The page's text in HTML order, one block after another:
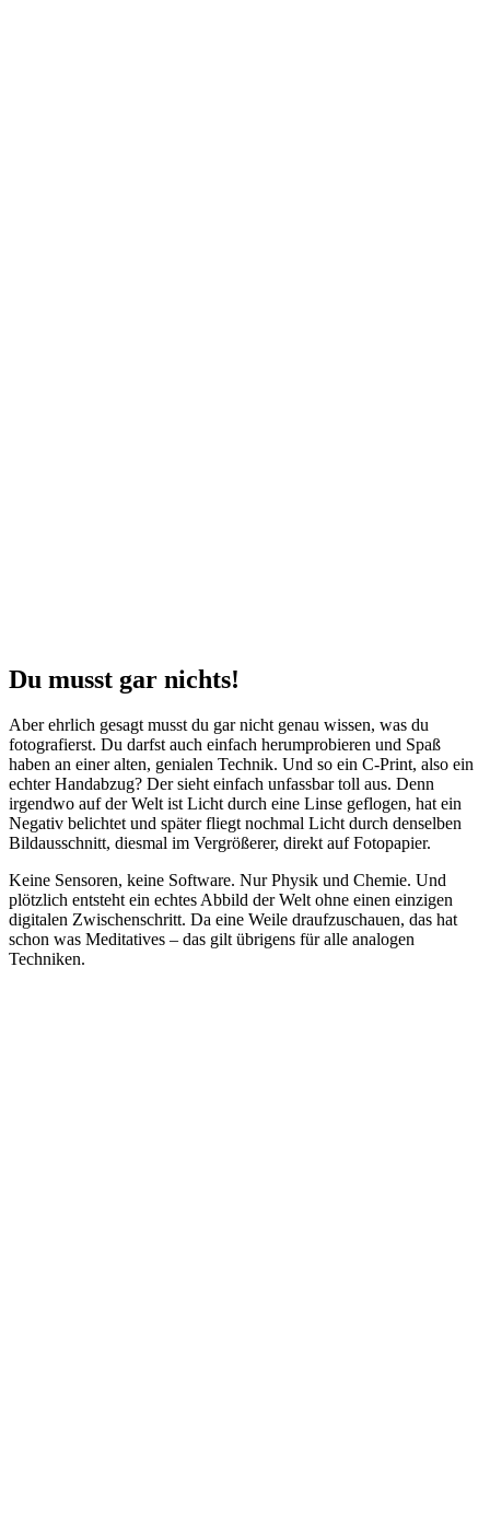
Du musst gar nichts!
Aber ehrlich gesagt musst du gar nicht genau wissen, was du
fotografierst. Du darfst auch einfach herumprobieren und Spaß
haben an einer alten, genialen Technik. Und so ein C-Print, also ein
echter Handabzug? Der sieht einfach unfassbar toll aus. Denn
irgendwo auf der Welt ist Licht durch eine Linse geflogen, hat ein
Negativ belichtet und später fliegt nochmal Licht durch denselben
Bildausschnitt, diesmal im Vergrößerer, direkt auf Fotopapier.
Keine Sensoren, keine Software. Nur Physik und Chemie. Und
plötzlich entsteht ein echtes Abbild der Welt ohne einen einzigen
digitalen Zwischenschritt. Da eine Weile draufzuschauen, das hat
schon was Meditatives – das gilt übrigens für alle analogen
Techniken.